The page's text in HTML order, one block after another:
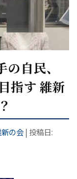
自民、
指す 維新
の会| 投稿日: